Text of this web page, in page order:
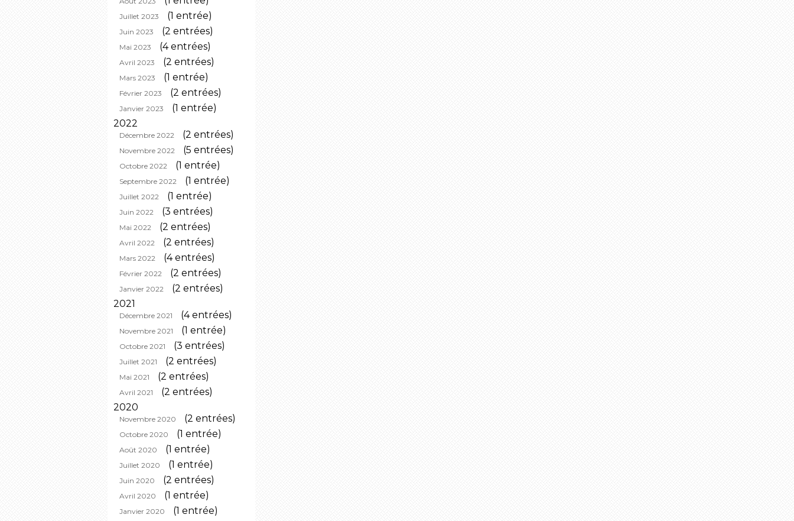
Juillet 2023 (1 entrée)
Juin 2023 (2 entrées)
Mai 2023 (4 entrées)
Avril 2023 (2 entrées)
Mars 2023 (1 entrée)
Février 2023 (2 entrées)
Janvier 2023
(1 entrée)
2022
Décembre 2022 (2 entrées)
Novembre 2022 (5 entrées)
Octobre 2022 (1 entrée)
Septembre 2022 (1 entrée)
Juillet 2022 (1 entrée)
Juin 2022 (3 entrées)
Mai 2022 (2 entrées)
Avril 2022 (2 entrées)
Mars 2022 (4 entrées)
Février 2022 (2 entrées)
Janvier 2022
(2 entrées)
2021
Décembre 2021 (4 entrées)
Novembre 2021 (1 entrée)
Octobre 2021 (3 entrées)
Juillet 2021 (2 entrées)
Mai 2021 (2 entrées)
Avril 2021
(2 entrées)
2020
Novembre 2020 (2 entrées)
Octobre 2020 (1 entrée)
Août 2020 (1 entrée)
Juillet 2020 (1 entrée)
Juin 2020 (2 entrées)
Avril 2020 (1 entrée)
Janvier 2020 (1 entrée)